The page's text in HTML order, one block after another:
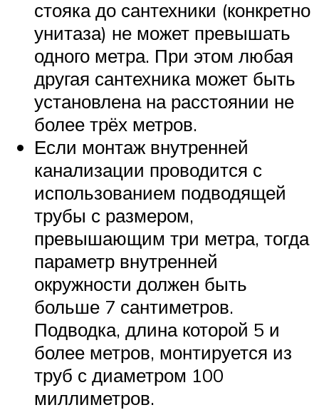
стояка до сантехники (конкретно
унитаза) не может превышать
одного метра. При этом любая
другая сантехника может быть
установлена на расстоянии не
более трёх метров.
Если монтаж внутренней
канализации проводится с
использованием подводящей
трубы с размером,
превышающим три метра, тогда
параметр внутренней
окружности должен быть
больше 7 сантиметров.
Подводка, длина которой 5 и
более метров, монтируется из
труб с диаметром 100
миллиметров.